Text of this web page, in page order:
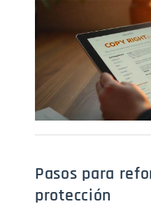
Pasos para
protección